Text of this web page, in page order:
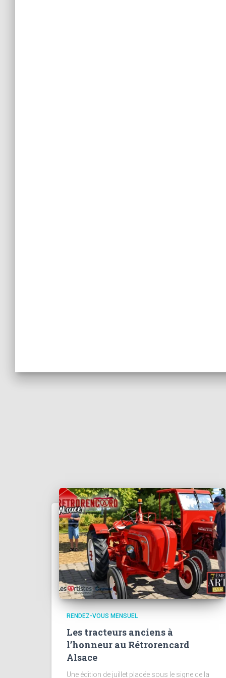
RENDEZ-VOUS MENSUEL
Les tracteurs anciens à
l’honneur au Rétrorencard
Alsace
Une édition de juillet placée sous le signe de la